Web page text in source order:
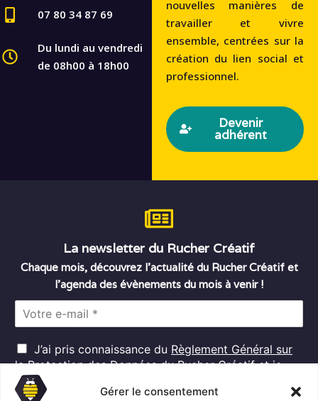
Gérer le consentement
07 80 34 87 69
Du lundi au vendredi
de 08h00 à 18h00
nouvelles manières de
travailler et vivre
ensemble, centrées sur la
création du lien social et
professionnel.
Devenir
adhérent
La newsletter du Rucher Créatif
Chaque mois, découvrez l’actualité du Rucher Créatif et
l’agenda des évènements du mois à venir !
l
*
R
G
D
P
J’ai pris connaissance du Règlement Général sur
la Protection des Donnéesdu Rucher Créatif et je
consens au traitement de mes données personnelles
dans ces conditions.*